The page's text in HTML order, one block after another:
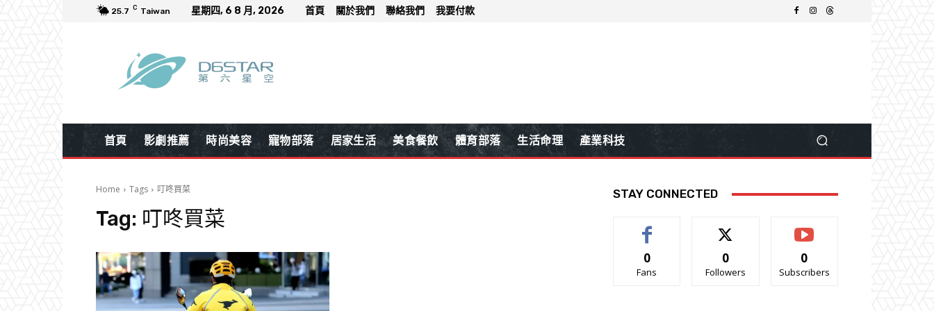
25.7 C Taiwan 星期四, 6 8 月, 2026 首頁 關於我們 聯絡我們 我要付款
首頁 影劇推薦 時尚美容 寵物部落 居家生活 美食餐飲 體育部落 生活命理 產業科技
Home Tags 叮咚買菜
Tag: 叮咚買菜
STAY CONNECTED
0
Fans
0
Followers
0
Subscribers